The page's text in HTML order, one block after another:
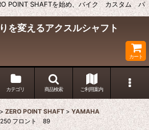
POINT SHAFTを始め、バイク カスタム パ
を変えるアクスルシャフト
カート
カテゴリ 商品検索 ご利用案内
> ZERO POINT SHAFT > YAMAHA
フロント 89